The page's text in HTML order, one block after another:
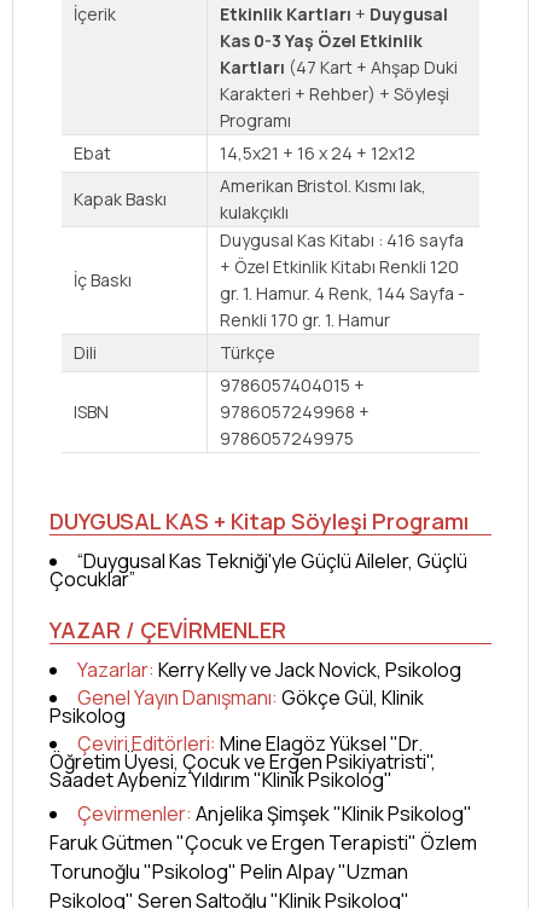
İçerik
Etkinlik Kartları + Duygusal
Kas 0-3 Yaş Özel Etkinlik
Kartları (47 Kart + Ahşap Duki
Karakteri + Rehber) + Söyleşi
Programı
Ebat
14,5x21 + 16 x 24 + 12x12
Kapak Baskı
Amerikan Bristol. Kısmı lak,
kulakçıklı
İç Baskı
Duygusal Kas Kitabı : 416 sayfa
+ Özel Etkinlik Kitabı Renkli 120
gr. 1. Hamur. 4 Renk, 144 Sayfa -
Renkli 170 gr. 1. Hamur
Dili
Türkçe
ISBN
9786057404015 +
9786057249968 +
9786057249975
DUYGUSAL KAS + Kitap Söyleşi Programı
“Duygusal Kas Tekniği'yle Güçlü Aileler, Güçlü
Çocuklar”
YAZAR / ÇEVİRMENLER
Yazarlar: Kerry Kelly ve Jack Novick, Psikolog
Genel Yayın Danışmanı: Gökçe Gül, Klinik
Psikolog
Çeviri Editörleri: Mine Elagöz Yüksel "Dr.
Öğretim Üyesi, Çocuk ve Ergen Psikiyatristi",
Saadet Aybeniz Yıldırım "Klinik Psikolog"
Çevirmenler: Anjelika Şimşek "Klinik Psikolog"
Faruk Gütmen "Çocuk ve Ergen Terapisti" Özlem
Torunoğlu "Psikolog" Pelin Alpay "Uzman
Psikolog" Seren Saltoğlu "Klinik Psikolog"